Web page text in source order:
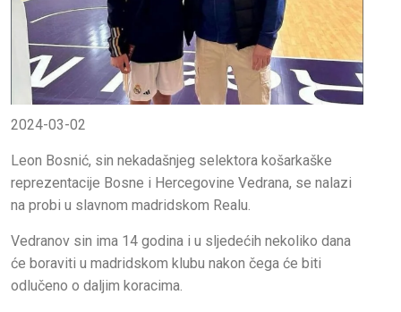
2024-03-02
Leon Bosnić, sin nekadašnjeg selektora košarkaške
reprezentacije Bosne i Hercegovine Vedrana, se nalazi
na probi u slavnom madridskom Realu.
Vedranov sin ima 14 godina i u sljedećih nekoliko dana
će boraviti u madridskom klubu nakon čega će biti
odlučeno o daljim koracima.